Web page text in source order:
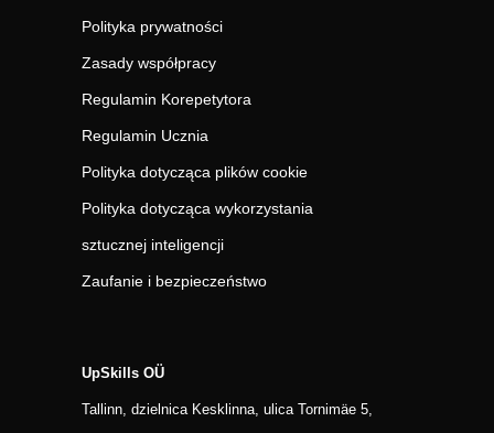
Polityka prywatności
Zasady współpracy
Regulamin Korepetytora
Regulamin Ucznia
Polityka dotycząca plików cookie
Polityka dotycząca wykorzystania
sztucznej inteligencji
Zaufanie i bezpieczeństwo
UpSkills OÜ
Tallinn, dzielnica Kesklinna, ulica Tornimäe 5,